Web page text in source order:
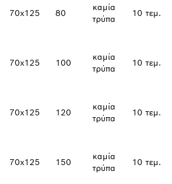
70x125 80
καμία
τρύπα
10 τεμ.
70x125 100
καμία
τρύπα
10 τεμ.
70x125 120
καμία
τρύπα
10 τεμ.
70x125 150
καμία
τρύπα
10 τεμ.